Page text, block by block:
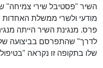
השיר "פסטיבל שירי צמיחה"
מודעי ולשרי ממשלת האחדות
פרס. מנגינת השיר הייתה
לדרך" שהתפרסם בביצועה של
שלו בתקופה זו נקראה